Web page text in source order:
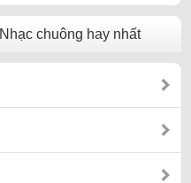
Nhạc chuông hay nhất